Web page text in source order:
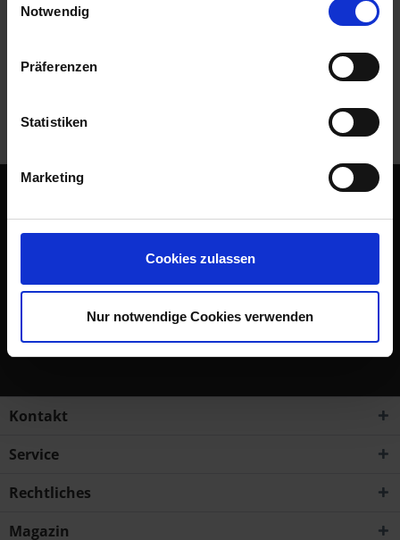
Cookies, wenn Sie unsere Webseite weiterhin nutzen.
Notwendig
Präferenzen
Statistiken
Marketing
Cookies zulassen
Nur notwendige Cookies verwenden
Beschreibung
mehr
Bewertungen lesen, schreiben und diskutieren...
mehr
Sie keine Neuigkeit oder Aktion mehr von Siebenrock.
Datenschutzbestimmungen
Kontakt
Service
Rechtliches
Magazin